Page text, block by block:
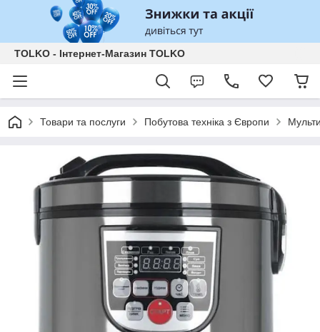
TOLKO - Інтернет-Магазин TOLKO
Товари та послуги Побутова техніка з Європи